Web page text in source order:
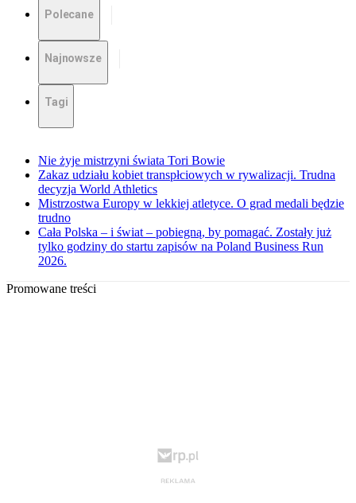
Polecane
Najnowsze
Tagi
Nie żyje mistrzyni świata Tori Bowie
Zakaz udziału kobiet transpłciowych w rywalizacji. Trudna
decyzja World Athletics
Mistrzostwa Europy w lekkiej atletyce. O grad medali będzie
trudno
Cała Polska – i świat – pobiegną, by pomagać. Zostały już
tylko godziny do startu zapisów na Poland Business Run
2026.
Promowane treści